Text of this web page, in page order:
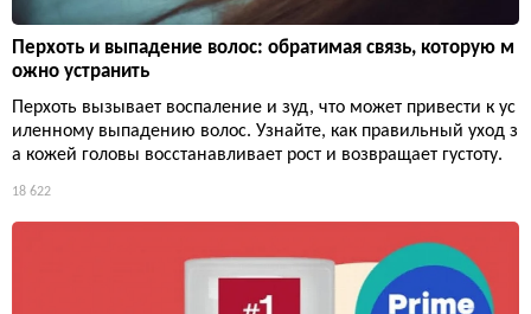
Перхоть и выпадение волос: обратимая связь, которую м
ожно устранить
Перхоть вызывает воспаление и зуд, что может привести к ус
иленному выпадению волос. Узнайте, как правильный уход з
а кожей головы восстанавливает рост и возвращает густоту.
18 622